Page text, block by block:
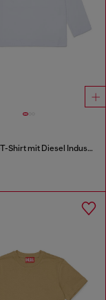
Langarm-T-Shirt mit Diesel Industry Print